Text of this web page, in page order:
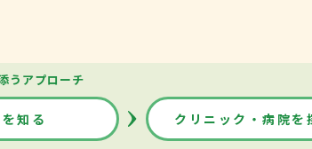
うアプローチ
知る クリニック・病院を